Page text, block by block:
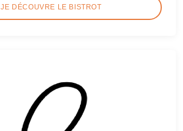
JE DÉCOUVRE LE BISTROT